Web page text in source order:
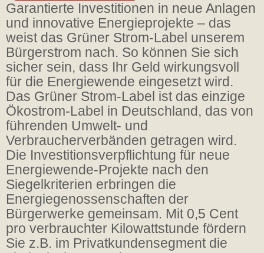
Garantierte Investitionen in neue Anlagen
und innovative Energieprojekte – das
weist das Grüner Strom-Label unserem
Bürgerstrom nach. So können Sie sich
sicher sein, dass Ihr Geld wirkungsvoll
für die Energiewende eingesetzt wird.
Das Grüner Strom-Label ist das einzige
Ökostrom-Label in Deutschland, das von
führenden Umwelt- und
Verbraucherverbänden getragen wird.
Die Investitionsverpflichtung für neue
Energiewende-Projekte nach den
Siegelkriterien erbringen die
Energiegenossenschaften der
Bürgerwerke gemeinsam. Mit 0,5 Cent
pro verbrauchter Kilowattstunde fördern
Sie z.B. im Privatkundensegment die